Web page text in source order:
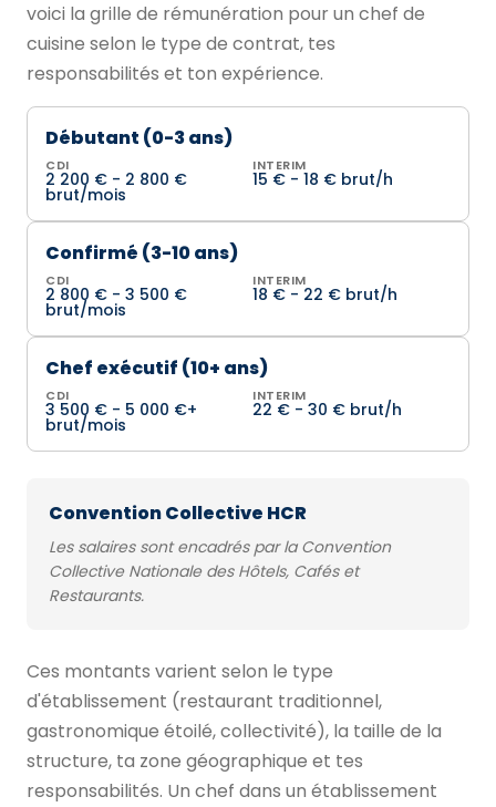
voici la grille de rémunération pour un chef de
cuisine selon le type de contrat, tes
responsabilités et ton expérience.
Débutant (0-3 ans)
CDI
2 200 € - 2 800 €
brut/mois
INTERIM
15 € - 18 € brut/h
Confirmé (3-10 ans)
CDI
2 800 € - 3 500 €
brut/mois
INTERIM
18 € - 22 € brut/h
Chef exécutif (10+ ans)
CDI
3 500 € - 5 000 €+
brut/mois
INTERIM
22 € - 30 € brut/h
Convention Collective HCR
Les salaires sont encadrés par la Convention
Collective Nationale des Hôtels, Cafés et
Restaurants.
Ces montants varient selon le type
d'établissement (restaurant traditionnel,
gastronomique étoilé, collectivité), la taille de la
structure, ta zone géographique et tes
responsabilités. Un chef dans un établissement